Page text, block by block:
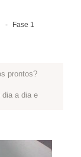
- Fase 1
prontos?
a dia e
e
dessa
equipe: